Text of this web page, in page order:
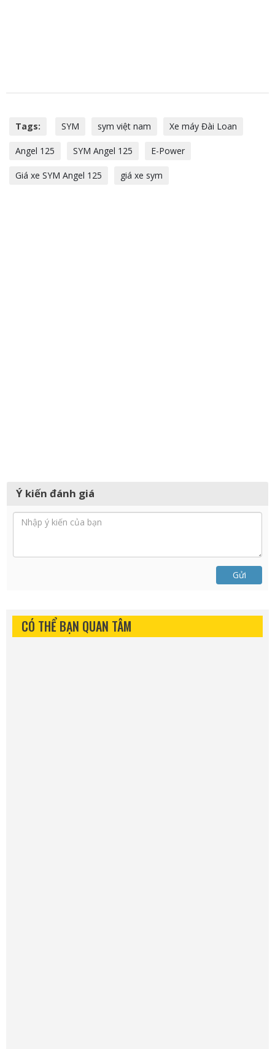
Tags: SYM sym việt nam Xe máy Đài Loan
Angel 125 SYM Angel 125 E-Power
Giá xe SYM Angel 125 giá xe sym
Ý kiến đánh giá
Gửi
CÓ THỂ BẠN QUAN TÂM